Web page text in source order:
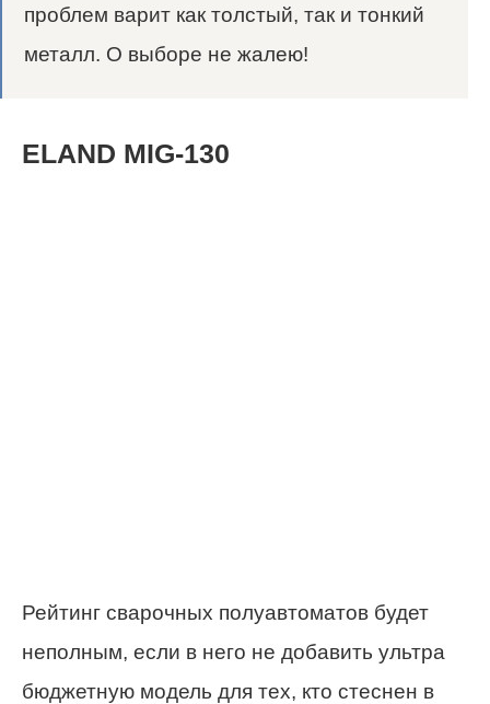
проблем варит как толстый, так и тонкий
металл. О выборе не жалею!
ELAND MIG-130
Рейтинг сварочных полуавтоматов будет
неполным, если в него не добавить ультра
бюджетную модель для тех, кто стеснен в